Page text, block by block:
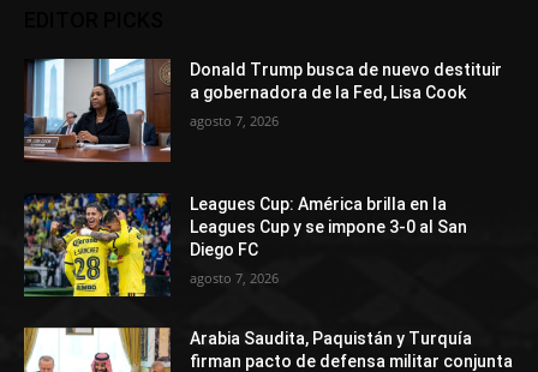
Donald Trump busca de nuevo destituir
a gobernadora de la Fed, Lisa Cook
agosto 7, 2026
Leagues Cup: América brilla en la
Leagues Cup y se impone 3-0 al San
Diego FC
agosto 7, 2026
Arabia Saudita, Paquistán y Turquía
firman pacto de defensa militar conjunta